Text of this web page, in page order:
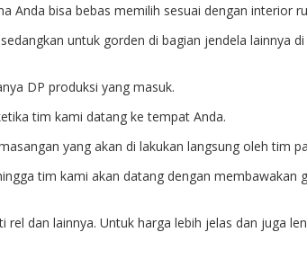
Anda bisa bebas memilih sesuai dengan interior
untuk gorden di bagian jendela lainnya
DP produksi yang masuk.
tim kami datang ke tempat Anda.
yang akan di lakukan langsung oleh tim
tim kami akan datang dengan membawakan
dan lainnya. Untuk harga lebih jelas dan juga